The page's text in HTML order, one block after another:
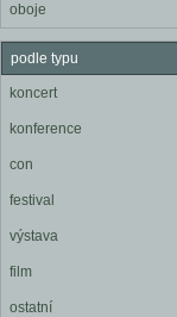
oboje
podle typu
koncert
konference
con
festival
výstava
film
ostatní